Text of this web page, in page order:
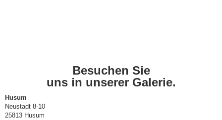
Besuchen Sie
uns in unserer Galerie.
Husum
Neustadt 8-10
25813 Husum